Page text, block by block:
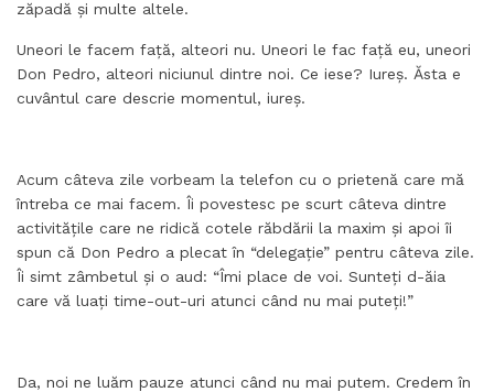
zăpadă și multe altele.
Uneori le facem față, alteori nu. Uneori le fac față eu, uneori
Don Pedro, alteori niciunul dintre noi. Ce iese? Iureș. Ăsta e
cuvântul care descrie momentul, iureș.
Acum câteva zile vorbeam la telefon cu o prietenă care mă
întreba ce mai facem. Îi povestesc pe scurt câteva dintre
activitățile care ne ridică cotele răbdării la maxim și apoi îi
spun că Don Pedro a plecat în “delegație” pentru câteva zile.
Îi simt zâmbetul și o aud: “Îmi place de voi. Sunteți d-ăia
care vă luați time-out-uri atunci când nu mai puteți!”
Da, noi ne luăm pauze atunci când nu mai putem. Credem în